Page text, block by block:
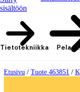
sisältöön
Tietotekniikka
Etusivu / Tuote 463851 /